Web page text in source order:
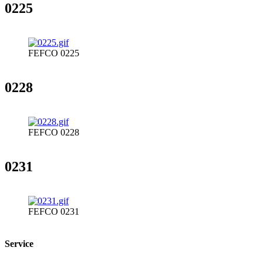
0225
FEFCO 0225
0228
FEFCO 0228
0231
FEFCO 0231
Service